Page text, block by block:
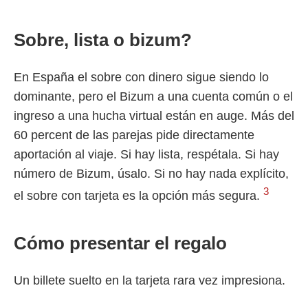
Sobre, lista o bizum?
En España el sobre con dinero sigue siendo lo
dominante, pero el Bizum a una cuenta común o el
ingreso a una hucha virtual están en auge. Más del
60 percent de las parejas pide directamente
aportación al viaje. Si hay lista, respétala. Si hay
número de Bizum, úsalo. Si no hay nada explícito,
el sobre con tarjeta es la opción más segura. 3
Cómo presentar el regalo
Un billete suelto en la tarjeta rara vez impresiona.